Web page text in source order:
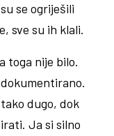
se ogriješili
sve su ih klali.
toga nije bilo.
dugo, dok
Ja si silno